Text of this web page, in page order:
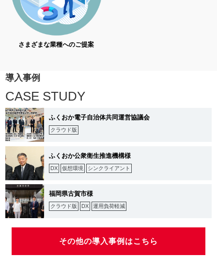
さまざまな業種へのご提案
導入事例
CASE STUDY
ふくおか電子自治体共同運営協議会
クラウド版
ふくおか公衆衛生推進機構様
DX 仮想環境 シンクライアント
福岡県古賀市様
クラウド版 DX 運用負荷軽減
その他の導入事例はこちら